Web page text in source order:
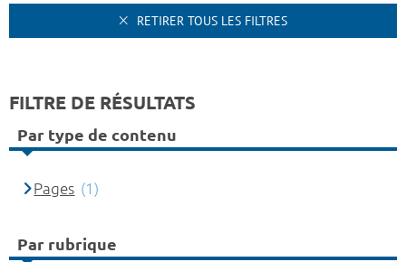
RETIRER TOUS LES FILTRES
FILTRE DE RÉSULTATS
Par type de contenu
Pages (1)
Par rubrique